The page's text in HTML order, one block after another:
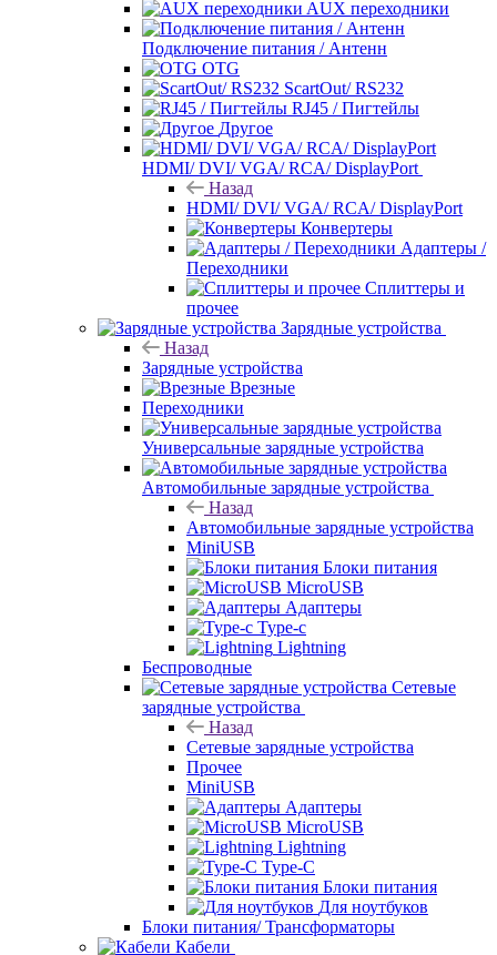
AUX переходники
Подключение питания / Антенн
OTG
ScartOut/ RS232
RJ45 / Пигтейлы
Другое
HDMI/ DVI/ VGA/ RCA/ DisplayPort
Назад
HDMI/ DVI/ VGA/ RCA/ DisplayPort
Конвертеры
Адаптеры /
Переходники
Сплиттеры и
прочее
Зарядные устройства
Назад
Зарядные устройства
Врезные
Переходники
Универсальные зарядные устройства
Автомобильные зарядные устройства
Назад
Автомобильные зарядные устройства
MiniUSB
Блоки питания
MicroUSB
Адаптеры
Type-c
Lightning
Беспроводные
Сетевые
зарядные устройства
Назад
Сетевые зарядные устройства
Прочее
MiniUSB
Адаптеры
MicroUSB
Lightning
Type-C
Блоки питания
Для ноутбуков
Блоки питания/ Трансформаторы
Кабели